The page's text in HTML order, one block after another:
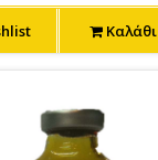
Καλάθι